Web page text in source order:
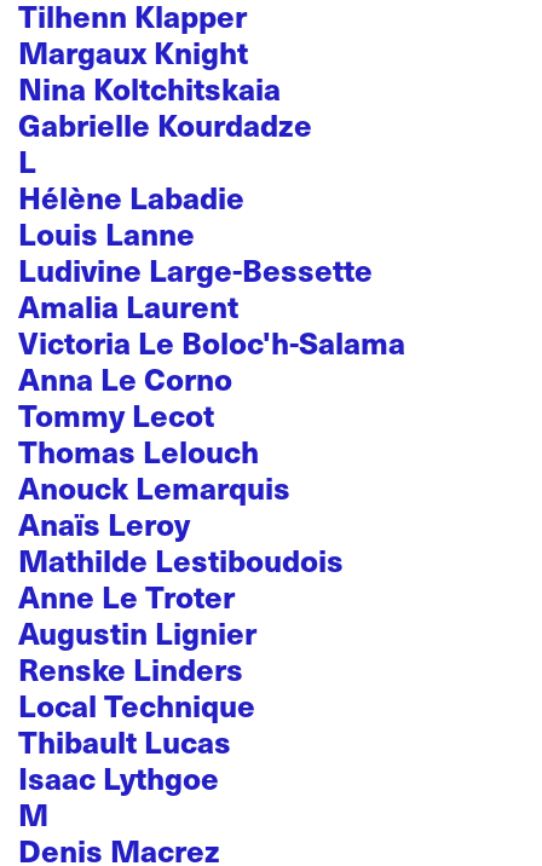
Tilhenn Klapper
Margaux Knight
Nina Koltchitskaia
Gabrielle Kourdadze
L
Hélène Labadie
Louis Lanne
Ludivine Large-Bessette
Amalia Laurent
Victoria Le Boloc'h-Salama
Anna Le Corno
Tommy Lecot
Thomas Lelouch
Anouck Lemarquis
Anaïs Leroy
Mathilde Lestiboudois
Anne Le Troter
Augustin Lignier
Renske Linders
Local Technique
Thibault Lucas
Isaac Lythgoe
M
Denis Macrez